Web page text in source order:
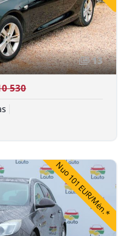
13
530
Nuo 101 EUR/Mėn.*